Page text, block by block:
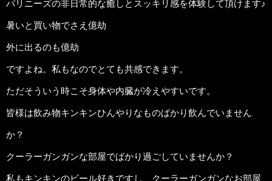
バリニーズの非日常的な癒しとスッキリ感を体験して頂けます♪
暑いと買い物でさえ億劫
外に出るのも億劫
ですよね。私もなのでとても共感できます。
ただそういう時こそ身体や内臓が冷えやすいです。
皆様は飲み物キンキンひんやりなものばかり飲んでいません
か？
クーラーガンガンな部屋でばかり過ごしていませんか？
私もキンキンのビール好きですし、クーラーガンガンなお部屋